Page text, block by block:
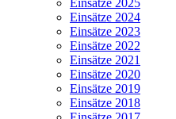
Einsätze 2025
Einsätze 2024
Einsätze 2023
Einsätze 2022
Einsätze 2021
Einsätze 2020
Einsätze 2019
Einsätze 2018